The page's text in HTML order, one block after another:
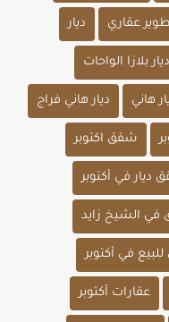
عقاري ديار
ديار بلازا الواحات
هاني ديار هاني فراج
شقق اكتوبر
ديار في أكتوبر
الشيخ زايد
في أكتوبر
عقارات أكتوبر